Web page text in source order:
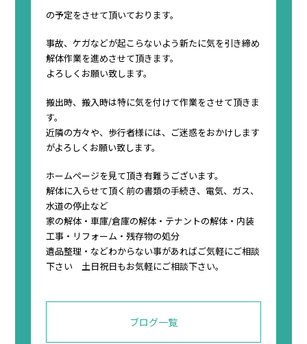
の予定をさせて頂いております。
事故、ケガなどが起こらないよう新たに気を引き締め
解体作業を進めさせて頂きます。
よろしくお願い致します。
搬出時、搬入時は特に気を付けて作業をさせて頂きま
す。
近隣の方々や、歩行者様には、ご迷惑をおかけします
がよろしくお願い致します。
ホームページを見て頂き有難うございます。
解体に入らせて頂く前の書類の手続き、電気、ガス、
水道の停止など
家の解体・車庫/倉庫の解体・テナントの解体・内装
工事・リフォーム・残存物の処分
遺品整理・などわからない事があればご気軽にご相談
下さい 土日祝日もお気軽にご相談下さい。
ブログ一覧